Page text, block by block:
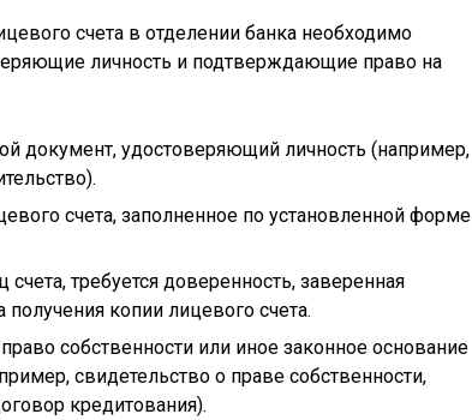
счета в отделении банка необходимо
личность и подтверждающие право на
документ, удостоверяющий личность (например,
счета, заполненное по установленной форме
счета, требуется доверенность, заверенная
копии лицевого счета.
собственности или иное законное основание
свидетельство о праве собственности,
кредитования).